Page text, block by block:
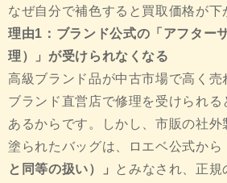
なぜ自分で補色すると買取価格が下
理由1：ブランド公式の「アフター
理）」が受けられなくなる
高級ブランド品が中古市場で高く売
ブランド直営店で修理を受けられ
あるからです。しかし、市販の社
塗られたバッグは、ロエベ公式から
と同等の扱い）」
とみなされ、正